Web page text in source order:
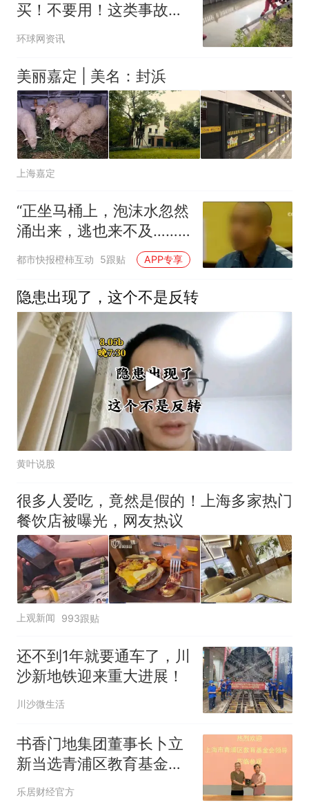
买！不要用！这类事故频
发，已有人不慎失控坠河
环球网资讯
美丽嘉定 | 美名：封浜
上海嘉定
“正坐马桶上，泡沫水忽然
涌出来，逃也来不及……”
93岁老人被吓到！2个月
20次，上海多户居民家马
桶泡沫喷涌，原因不明
都市快报橙柿互动 5跟贴 APP专享
隐患出现了，这个不是反转
黄叶说股
很多人爱吃，竟然是假的！上海多家热门
餐饮店被曝光，网友热议
上观新闻 993跟贴
还不到1年就要通车了，川
沙新地铁迎来重大进展！
川沙微生活
书香门地集团董事长卜立
新当选青浦区教育基金会
理事
乐居财经官方